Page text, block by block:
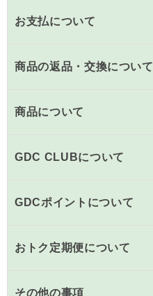
お支払について
商品の返品・交換について
商品について
GDC CLUBについて
GDCポイントについて
おトク定期便について
その他の事項